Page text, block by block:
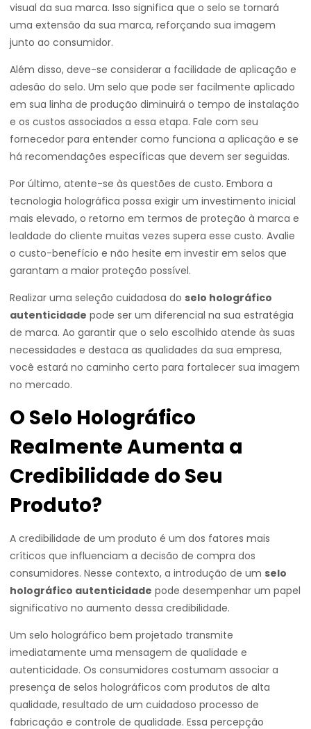
visual da sua marca. Isso significa que o selo se tornará
uma extensão da sua marca, reforçando sua imagem
junto ao consumidor.
Além disso, deve-se considerar a facilidade de aplicação e
adesão do selo. Um selo que pode ser facilmente aplicado
em sua linha de produção diminuirá o tempo de instalação
e os custos associados a essa etapa. Fale com seu
fornecedor para entender como funciona a aplicação e se
há recomendações específicas que devem ser seguidas.
Por último, atente-se às questões de custo. Embora a
tecnologia holográfica possa exigir um investimento inicial
mais elevado, o retorno em termos de proteção à marca e
lealdade do cliente muitas vezes supera esse custo. Avalie
o custo-benefício e não hesite em investir em selos que
garantam a maior proteção possível.
Realizar uma seleção cuidadosa do selo holográfico
autenticidade pode ser um diferencial na sua estratégia
de marca. Ao garantir que o selo escolhido atende às suas
necessidades e destaca as qualidades da sua empresa,
você estará no caminho certo para fortalecer sua imagem
no mercado.
O Selo Holográfico
Realmente Aumenta a
Credibilidade do Seu
Produto?
A credibilidade de um produto é um dos fatores mais
críticos que influenciam a decisão de compra dos
consumidores. Nesse contexto, a introdução de um selo
holográfico autenticidade pode desempenhar um papel
significativo no aumento dessa credibilidade.
Um selo holográfico bem projetado transmite
imediatamente uma mensagem de qualidade e
autenticidade. Os consumidores costumam associar a
presença de selos holográficos com produtos de alta
qualidade, resultado de um cuidadoso processo de
fabricação e controle de qualidade. Essa percepção